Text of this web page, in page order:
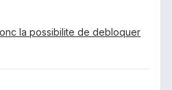
la possibilite de debloquer